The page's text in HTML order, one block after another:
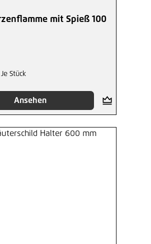
mit Spieß 100
Stück
Ansehen